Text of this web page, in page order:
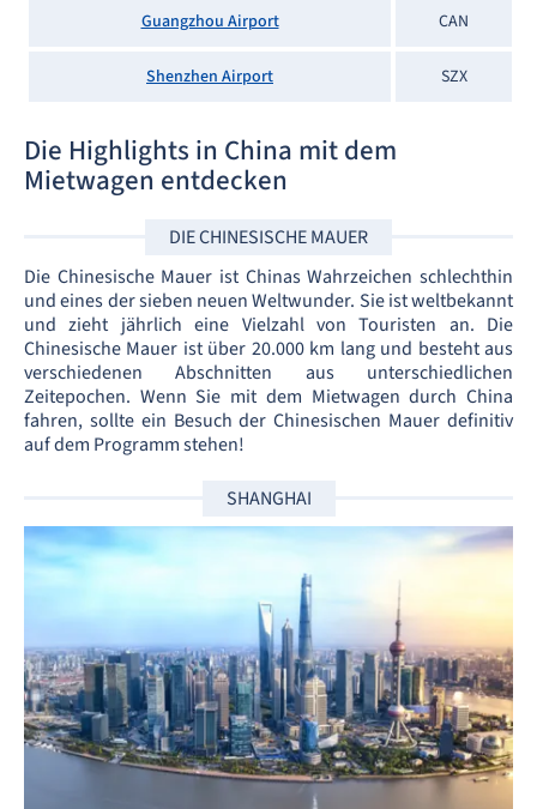
Guangzhou Airport CAN
Shenzhen Airport SZX
Die Highlights in China mit dem
Mietwagen entdecken
DIE CHINESISCHE MAUER
Die Chinesische Mauer ist Chinas Wahrzeichen schlechthin
und eines der sieben neuen Weltwunder. Sie ist weltbekannt
und zieht jährlich eine Vielzahl von Touristen an. Die
Chinesische Mauer ist über 20.000 km lang und besteht aus
verschiedenen Abschnitten aus unterschiedlichen
Zeitepochen. Wenn Sie mit dem Mietwagen durch China
fahren, sollte ein Besuch der Chinesischen Mauer definitiv
auf dem Programm stehen!
SHANGHAI